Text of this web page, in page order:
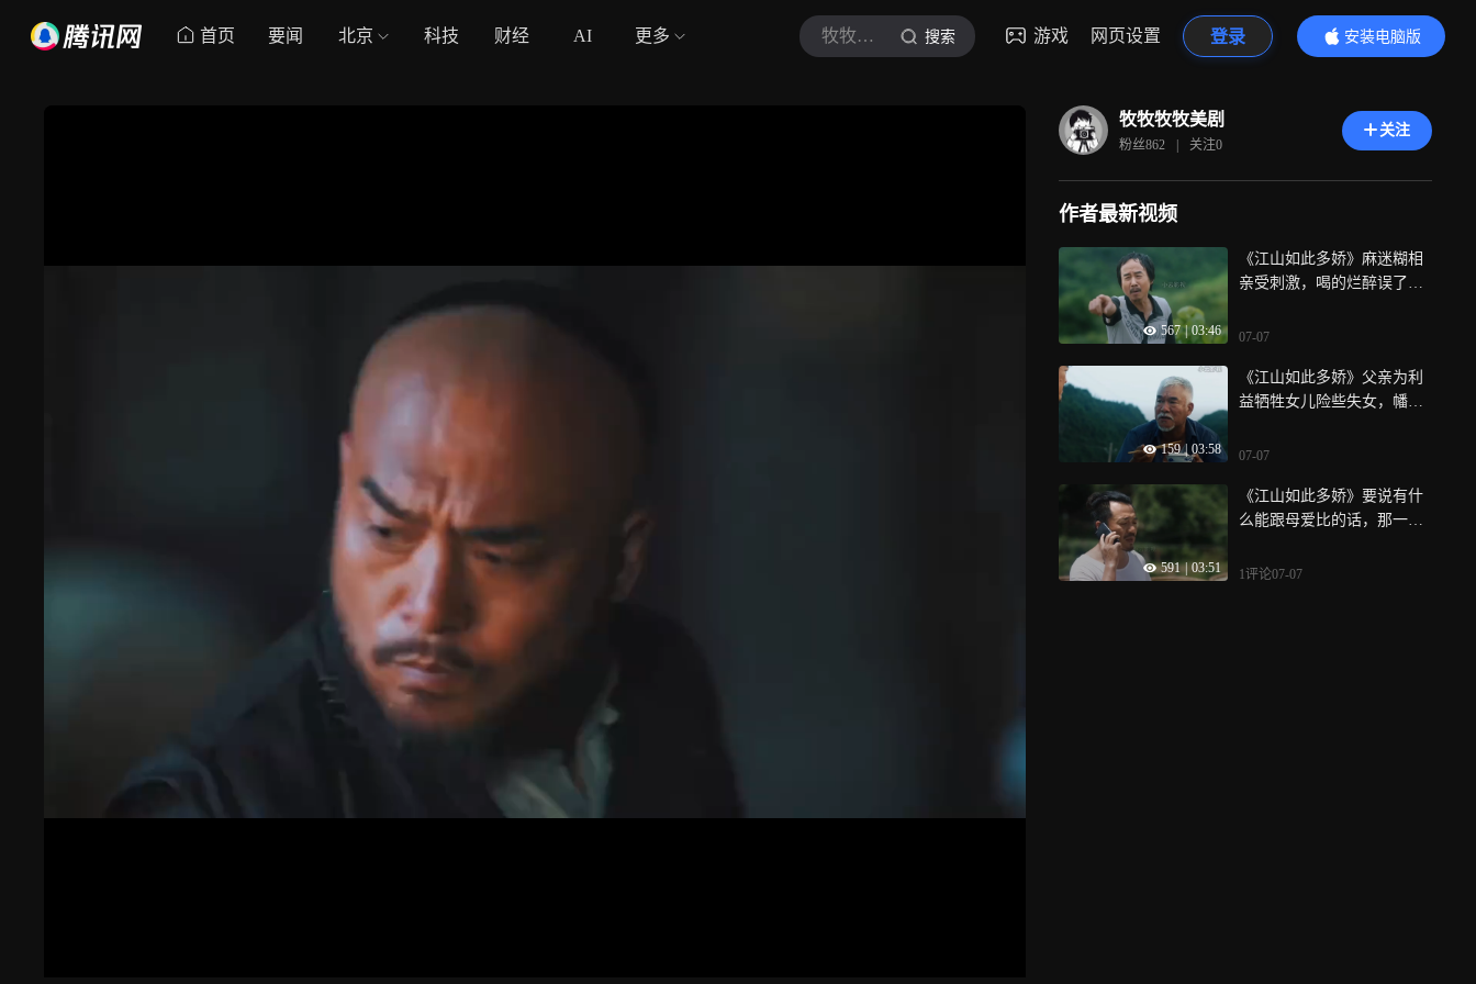
首页 要闻 北京 科技 财经 AI 更多 牧牧牧牧美剧 搜索 游戏 网页设置 登录
安装电脑版
内容更精彩
牧牧牧牧美剧
粉丝862 | 关注0
关注
作者最新视频
567 | 03:46
《江山如此多娇》麻迷糊相
亲受刺激，喝的烂醉误了大
07-07
159 | 03:58
《江山如此多娇》父亲为利
益牺牲女儿险些失女，幡然
07-07
591 | 03:51
《江山如此多娇》要说有什
么能跟母爱比的话，那一定
1评论07-07